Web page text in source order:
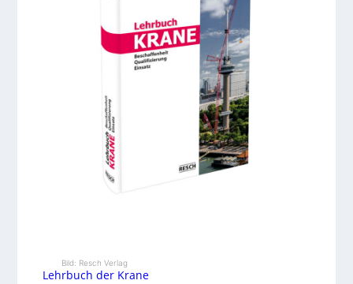
Bild: Resch Verlag
Lehrbuch der Krane